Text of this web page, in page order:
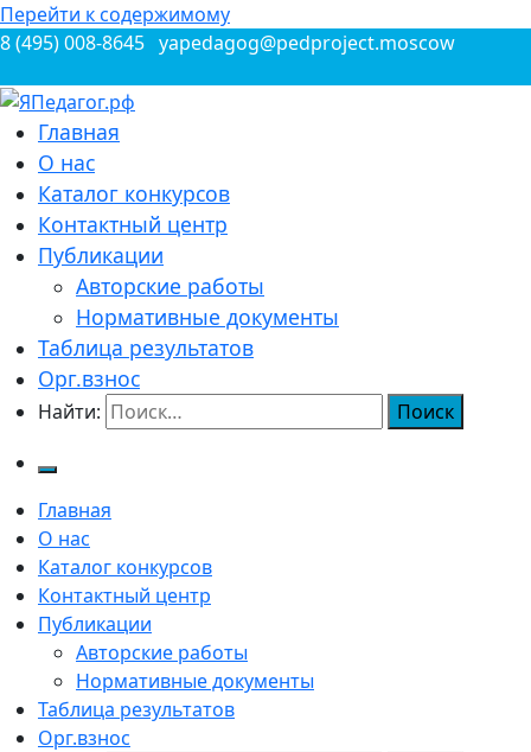
Перейти к содержимому
8 (495) 008-8645 yapedagog@pedproject.moscow
ЯПедагог.рф
Всероссийские конкурсы для педагогов
Главная
О нас
Каталог конкурсов
Контактный центр
Публикации
Авторские работы
Нормативные документы
Таблица результатов
Орг.взнос
Найти:
Главная
О нас
Каталог конкурсов
Контактный центр
Публикации
Авторские работы
Нормативные документы
Таблица результатов
Орг.взнос